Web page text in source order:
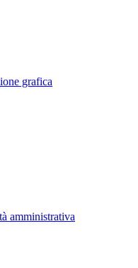
grafica
amministrativa